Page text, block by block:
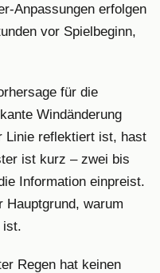
Anpassungen erfolgen
vor Spielbeginn,
für die
Windänderung
Linie reflektiert ist, hast
ist kurz – zwei bis
Information einpreist.
warum
ist.
Regen hat keinen